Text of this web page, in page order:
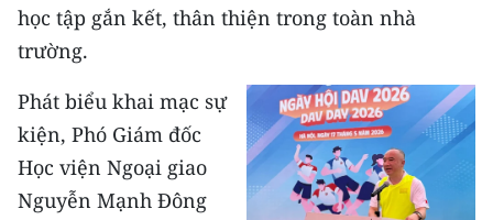
CHƯƠNG TRÌNH OCOP - MỖI XÃ
MỘT SẢN PHẨM
RADIO
MEDIA CENTER
học tập gắn kết, thân thiện trong toàn nhà
trường.
Phát biểu khai mạc sự
kiện, Phó Giám đốc
Học viện Ngoại giao
Nguyễn Mạnh Đông